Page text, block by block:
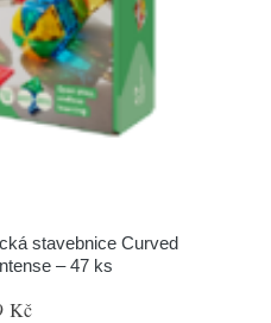
stavebnice Curved
– 47 ks
Kč